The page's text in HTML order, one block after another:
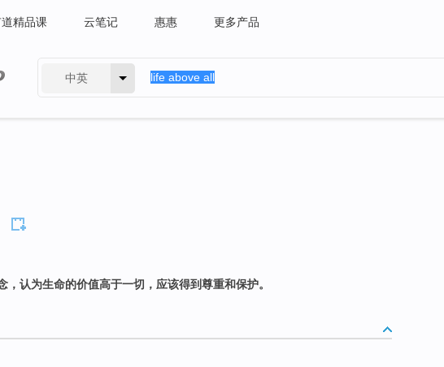
精品课 云笔记 惠惠 更多产品
中英
，认为生命的价值高于一切，应该得到尊重和保护。